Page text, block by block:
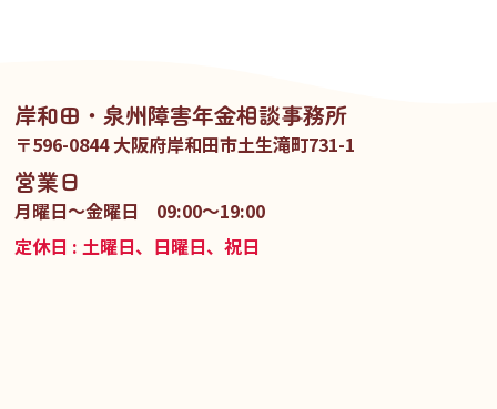
岸和田・泉州障害年金相談事務所
〒596-0844 大阪府岸和田市土生滝町731-1
営業日
月曜日〜金曜日 09:00～19:00
定休日 : 土曜日、日曜日、祝日